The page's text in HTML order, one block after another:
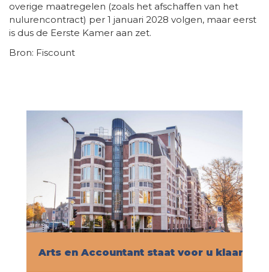
overige maatregelen (zoals het afschaffen van het
nulurencontract) per 1 januari 2028 volgen, maar eerst
is dus de Eerste Kamer aan zet.
Bron: Fiscount
Arts en Accountant staat voor u klaar!